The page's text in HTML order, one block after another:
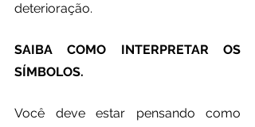
deterioração.
SAIBA COMO INTERPRETAR OS
SÍMBOLOS.
Você deve estar pensando como